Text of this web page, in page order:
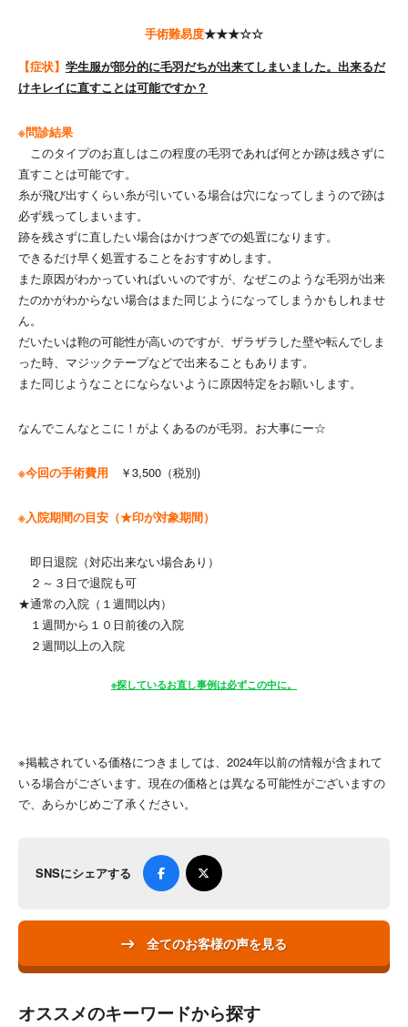
手術難易度★★★☆☆
【症状】 学生服が部分的に毛羽だちが出来てしまいました。出来るだ
けキレイに直すことは可能ですか？
※問診結果
このタイプのお直しはこの程度の毛羽であれば何とか跡は残さずに
直すことは可能です。
糸が飛び出すくらい糸が引いている場合は穴になってしまうので跡は
必ず残ってしまいます。
跡を残さずに直したい場合はかけつぎでの処置になります。
できるだけ早く処置することをおすすめします。
また原因がわかっていればいいのですが、なぜこのような毛羽が出来
たのかがわからない場合はまた同じようになってしまうかもしれませ
ん。
だいたいは鞄の可能性が高いのですが、ザラザラした壁や転んでしま
った時、マジックテープなどで出来ることもあります。
また同じようなことにならないように原因特定をお願いします。
なんでこんなとこに！がよくあるのが毛羽。お大事にー☆
※今回の手術費用 ￥3,500（税別)
※入院期間の目安（★印が対象期間）
即日退院（対応出来ない場合あり）
２～３日で退院も可
★通常の入院（１週間以内）
１週間から１０日前後の入院
２週間以上の入院
※探しているお直し事例は必ずこの中に。
※掲載されている価格につきましては、2024年以前の情報が含まれて
いる場合がございます。現在の価格とは異なる可能性がございますの
で、あらかじめご了承ください。
SNSにシェアする
全てのお客様の声を見る
オススメのキーワードから探す